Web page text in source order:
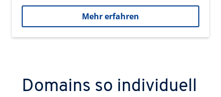
Mehr erfahren
Domains so individuell